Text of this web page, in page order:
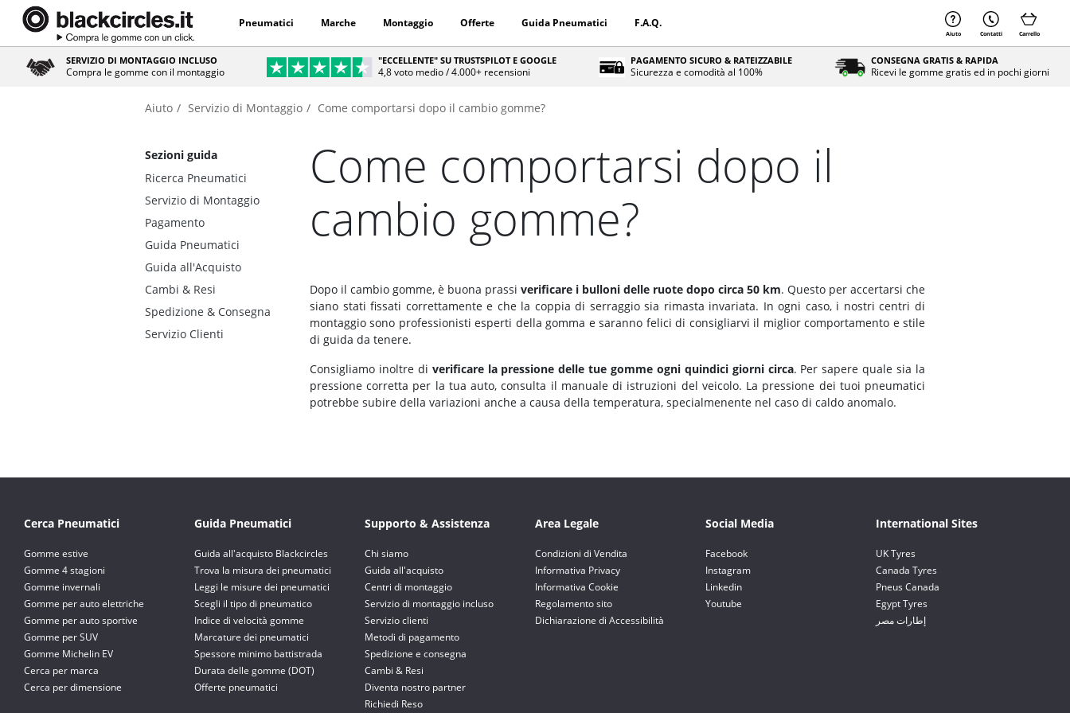
Pneumatici Marche Montaggio Offerte Guida Pneumatici F.A.Q.
Aiuto Contatti Carrello
SERVIZIO DI MONTAGGIO INCLUSO
Compra le gomme con il montaggio
"ECCELLENTE" SU TRUSTSPILOT E GOOGLE
4,8 voto medio / 4.000+ recensioni
PAGAMENTO SICURO & RATEIZZABILE
Sicurezza e comodità al 100%
CONSEGNA GRATIS & RAPIDA
Ricevi le gomme gratis ed in pochi giorni
Aiuto Servizio di Montaggio Come comportarsi dopo il cambio gomme?
Sezioni guida
Ricerca Pneumatici
Servizio di Montaggio
Pagamento
Guida Pneumatici
Guida all'Acquisto
Cambi & Resi
Spedizione & Consegna
Servizio Clienti
Come comportarsi dopo il
cambio gomme?
Dopo il cambio gomme, è buona prassi verificare i bulloni delle ruote dopo circa 50 km. Questo per accertarsi che
siano stati fissati correttamente e che la coppia di serraggio sia rimasta invariata. In ogni caso, i nostri centri di
montaggio sono professionisti esperti della gomma e saranno felici di consigliarvi il miglior comportamento e stile
di guida da tenere.
Consigliamo inoltre di verificare la pressione delle tue gomme ogni quindici giorni circa. Per sapere quale sia la
pressione corretta per la tua auto, consulta il manuale di istruzioni del veicolo. La pressione dei tuoi pneumatici
potrebbe subire della variazioni anche a causa della temperatura, specialmenente nel caso di caldo anomalo.
Cerca Pneumatici
Gomme estive
Gomme 4 stagioni
Gomme invernali
Gomme per auto elettriche
Gomme per auto sportive
Gomme per SUV
Gomme Michelin EV
Cerca per marca
Cerca per dimensione
Guida Pneumatici
Guida all'acquisto Blackcircles
Trova la misura dei pneumatici
Leggi le misure dei pneumatici
Scegli il tipo di pneumatico
Indice di velocità gomme
Marcature dei pneumatici
Spessore minimo battistrada
Durata delle gomme (DOT)
Offerte pneumatici
Supporto & Assistenza
Chi siamo
Guida all'acquisto
Centri di montaggio
Servizio di montaggio incluso
Servizio clienti
Metodi di pagamento
Spedizione e consegna
Cambi & Resi
Diventa nostro partner
Richiedi Reso
Area Legale
Condizioni di Vendita
Informativa Privacy
Informativa Cookie
Regolamento sito
Dichiarazione di Accessibilità
Social Media
Facebook
Instagram
Linkedin
Youtube
International Sites
UK Tyres
Canada Tyres
Pneus Canada
Egypt Tyres
إطارات مصر